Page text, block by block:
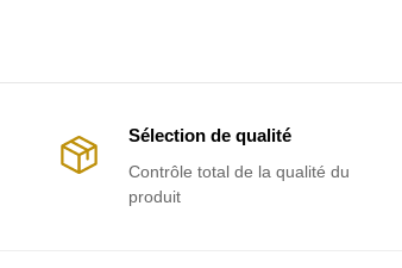
Sélection de qualité
Contrôle total de la qualité du
produit